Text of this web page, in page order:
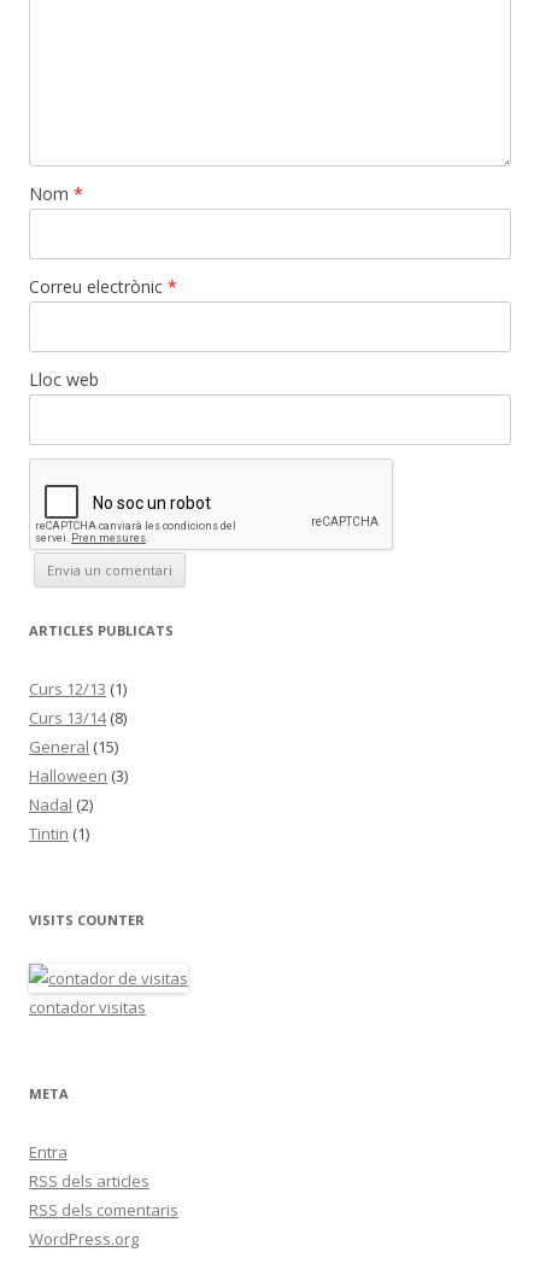
Nom *
Correu electrònic *
Lloc web
ARTICLES PUBLICATS
Curs 12/13 (1)
Curs 13/14(8)
General (15)
Halloween (3)
Nadal (2)
Tintin (1)
VISITS COUNTER
contador visitas
META
Entra
RSS dels articles
RSS dels comentaris
WordPress.org